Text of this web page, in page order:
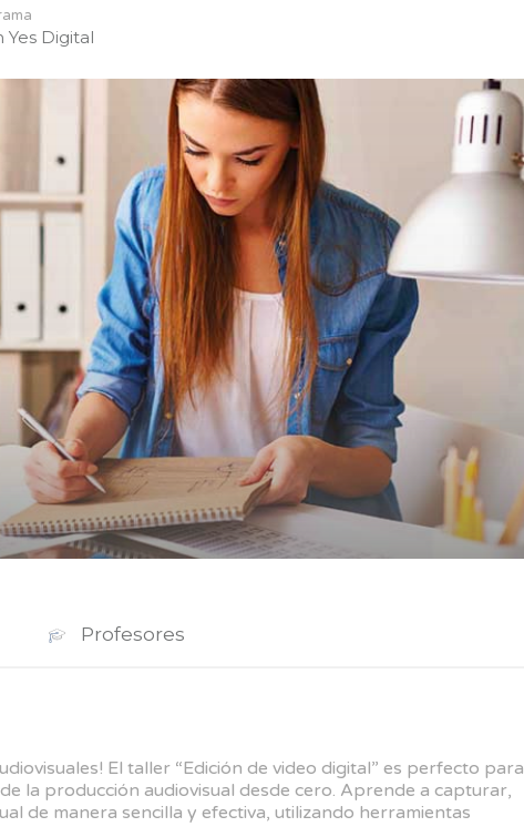
Yes Digital
Profesores
El taller “Edición de video digital” es perfecto para
la producción audiovisual desde cero. Aprende a capturar,
de manera sencilla y efectiva, utilizando herramientas